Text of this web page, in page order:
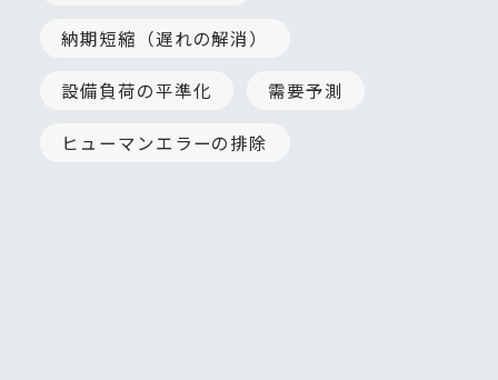
納期短縮（遅れの解消）
設備負荷の平準化 需要予測
ヒューマンエラーの排除